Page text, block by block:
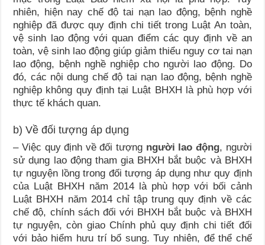
nhiên, hiện nay chế độ tai nạn lao động, bệnh nghề
nghiệp đã được quy định chi tiết trong Luật An toàn,
vệ sinh lao động với quan điểm các quy định về an
toàn, vệ sinh lao động giúp giảm thiểu nguy cơ tai nạn
lao động, bệnh nghề nghiệp cho người lao động. Do
đó, các nội dung chế độ tai nạn lao động, bệnh nghề
nghiệp không quy định tại Luật BHXH là phù hợp với
thực tế khách quan.
b) Về đối tượng áp dụng
– Việc quy định về đối tượng người lao động, người
sử dụng lao động tham gia BHXH bắt buộc và BHXH
tự nguyện lồng trong đối tượng áp dụng như quy định
của Luật BHXH năm 2014 là phù hợp với bối cảnh
Luật BHXH năm 2014 chỉ tập trung quy định về các
chế độ, chính sách đối với BHXH bắt buộc và BHXH
tự nguyện, còn giao Chính phủ quy định chi tiết đối
với bảo hiểm hưu trí bổ sung. Tuy nhiên, để thể chế